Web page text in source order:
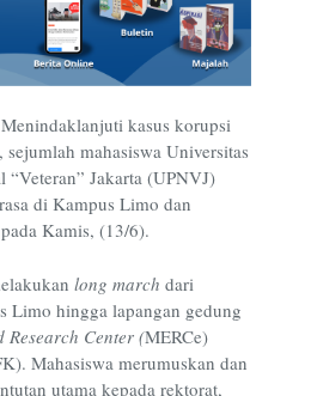
Menindaklanjuti kasus korupsi
mahasiswa Universitas
“Veteran” Jakarta (UPNVJ)
di Kampus Limo dan
Kamis, (13/6).
long march dari
Limo hingga lapangan gedung
Center (MERCe)
Mahasiswa merumuskan dan
utama kepada rektorat,